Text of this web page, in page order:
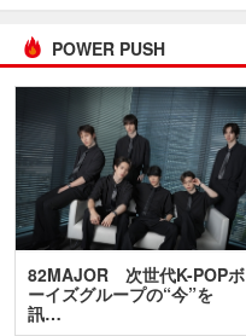
POWER PUSH
82MAJOR 次世代K-POPボ
ーイズグループの“今”を
訊…